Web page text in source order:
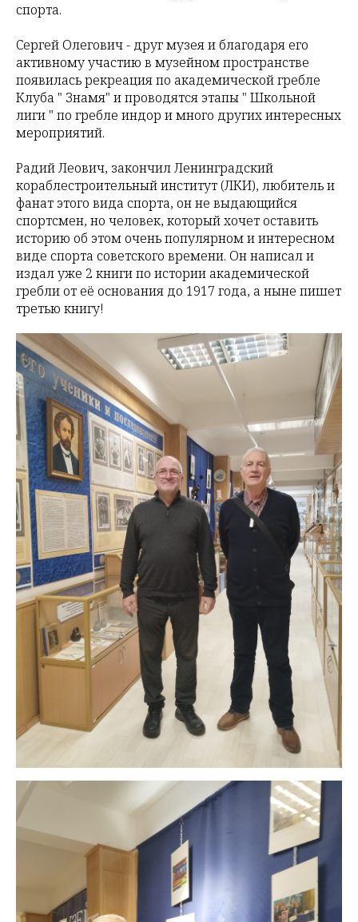
спорта.
Сергей Олегович - друг музея и благодаря его
активному участию в музейном пространстве
появилась рекреация по академической гребле
Клуба " Знамя" и проводятся этапы " Школьной
лиги " по гребле индор и много других интересных
мероприятий.
Радий Леович, закончил Ленинградский
кораблестроительный институт (ЛКИ), любитель и
фанат этого вида спорта, он не выдающийся
спортсмен, но человек, который хочет оставить
историю об этом очень популярном и интересном
виде спорта советского времени. Он написал и
издал уже 2 книги по истории академической
гребли от её основания до 1917 года, а ныне пишет
третью книгу!